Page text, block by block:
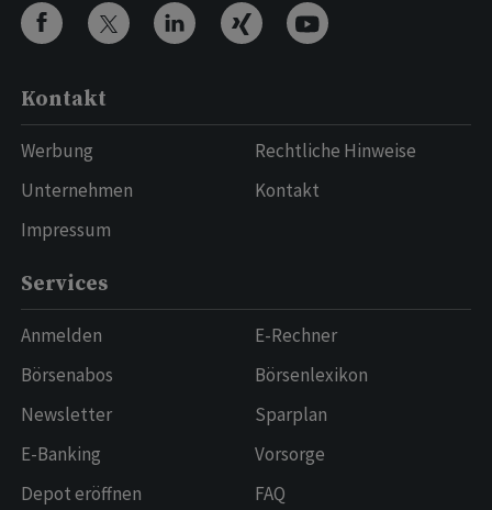
Kontakt
Werbung
Unternehmen
Impressum
Rechtliche Hinweise
Kontakt
Services
Anmelden
Börsenabos
Newsletter
E-Banking
Depot eröffnen
E-Rechner
Börsenlexikon
Sparplan
Vorsorge
FAQ